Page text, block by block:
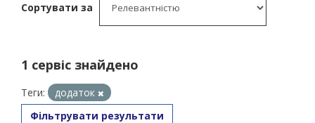
Сортувати за
1 cервіс знайдено
Теги:
додаток
Фільтрувати результати